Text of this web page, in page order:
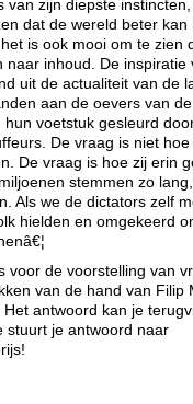
zijn diepste
dat de wereld beter kan
is ook mooi om te zien
inhoud. De inspiratie
uit de actualiteit van de
aan de oevers van
voetstuk gesleurd
De vraag is niet
De vraag is hoe zij erin
stemmen zo
Als we de dictators zelf
hielden en omgekeerd
voor de voorstelling van
van de hand van Filip
antwoord kan je
stuurt je antwoord naar